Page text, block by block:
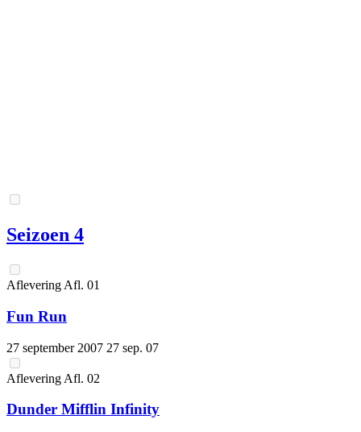
Seizoen 4
Aflevering Afl. 01
Fun Run
27 september 2007 27 sep. 07
Aflevering Afl. 02
Dunder Mifflin Infinity